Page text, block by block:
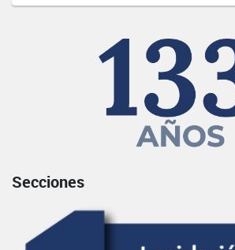
Secciones